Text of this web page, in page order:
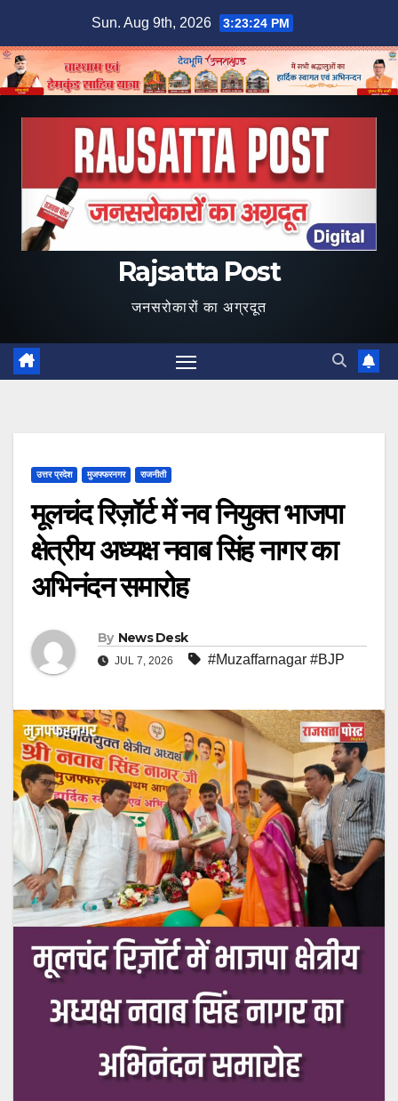
content
Sun. Aug 9th, 2026 3:23:25 PM
Rajsatta Post
जनसरोकारों का अग्रदूत
उत्तर प्रदेश मुजफ्फरनगर राजनीती
मूलचंद रिज़ॉर्ट में नव नियुक्त भाजपा
क्षेत्रीय अध्यक्ष नवाब सिंह नागर का
अभिनंदन समारोह
By News Desk
JUL 7, 2026 #Muzaffarnagar #BJP